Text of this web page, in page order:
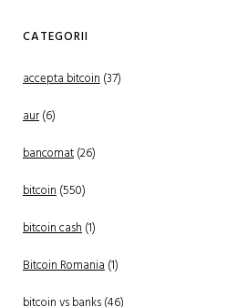
CATEGORII
accepta bitcoin(37)
aur(6)
bancomat(26)
bitcoin(550)
bitcoin cash(1)
Bitcoin Romania(1)
bitcoin vs banks(46)